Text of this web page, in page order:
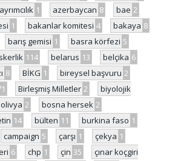
ayrımcılık 1 azerbaycan 8 bae 2
1 bakanlar komitesi 4 bakaya 8
barış gemisi 1 basra körfezi 5
114 belarus 13 belçika 6
8 BİKG 1 bireysel başvuru 2
Birleşmiş Milletler 2
biyolojik
2 bosna hersek 2
14 bülten 11 burkina faso 1
campaign 5 çarşı 1 çekya 1
6 chp 1 çin 35
çınar koçgiri